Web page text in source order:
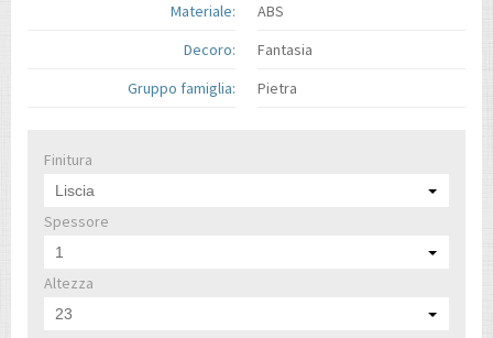
Materiale:
Decoro:
Gruppo famiglia:
ABS
Fantasia
Pietra
Finitura
Liscia
Spessore
1
Altezza
23